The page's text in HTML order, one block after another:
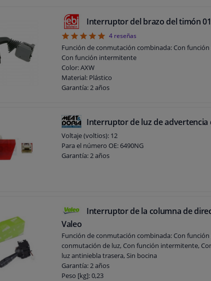
Interruptor del brazo del timón
54 reseñas
Función de conmutación combinada: Con función
Con función intermitente
Color: AXW
Material: Plástico
Garantía: 2 años
Interruptor de luz de advertencia
Voltaje (voltios): 12
Para el número OE: 6490NG
Garantía: 2 años
Interruptor de la columna de
Valeo
Función de conmutación combinada: Con función
conmutación de luz, Con función intermitente,
luz antiniebla trasera, Sin bocina
Garantía: 2 años
Peso [kg]: 0,23